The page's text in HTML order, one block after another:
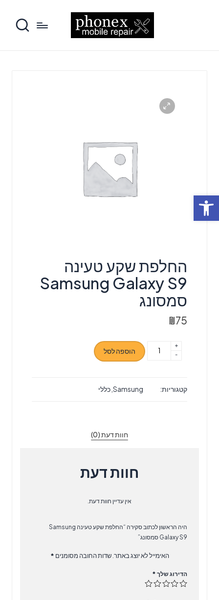
פתח סרגל נגישות
‏החלפת שקע טעינה
Samsung Galaxy S9
סמסונג
₪75
כמות
טעינה
-
+
הוספה לסל
קטגוריות: Samsung כללי
חוות דעת (0)
חוות דעת
אין עדיין חוות דעת.
היה הראשון לכתוב סקירה “‏החלפת שקע טעינה Samsung
Galaxy S9 סמסונג”
האימייל לא יוצג באתר. שדות החובה מסומנים *
הדירוג שלך *